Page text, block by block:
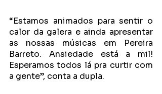
“Estamos animados para sentir o
calor da galera e ainda apresentar
as nossas músicas em Pereira
Barreto. Ansiedade está a mil!
Esperamos todos lá pra curtir com
a gente”, conta a dupla.